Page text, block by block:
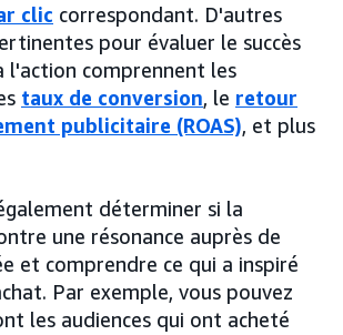
clic correspondant. D'autres
pour évaluer le succès
l'action comprennent les
taux de conversion, le retour
publicitaire (ROAS), et plus
déterminer si la
une résonance auprès de
et comprendre ce qui a inspiré
Par exemple, vous pouvez
les audiences qui ont acheté